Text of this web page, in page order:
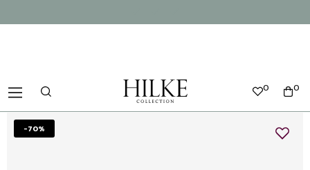
0
0
-70%